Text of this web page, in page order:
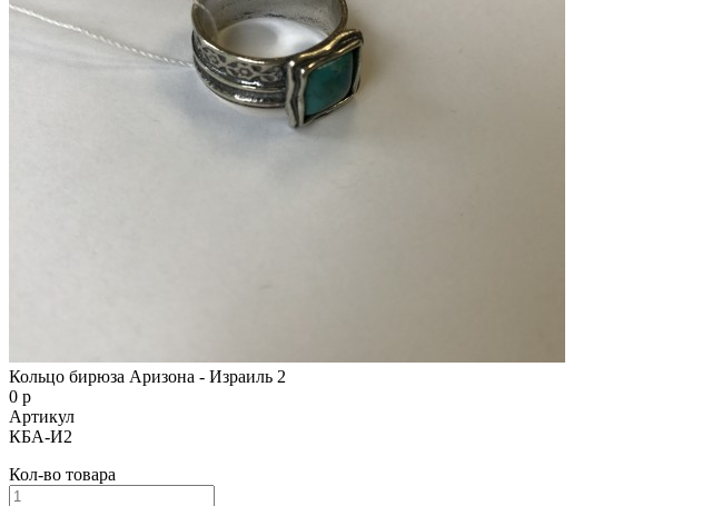
Кольцо бирюза Аризона - Израиль 2
0 р
Артикул
КБА-И2
Кол-во товара